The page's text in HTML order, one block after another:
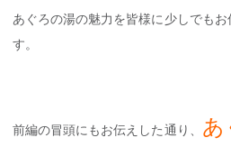
あぐろの湯の魅力を皆様に少しでも
す。
前編の冒頭にもお伝えした通り、 あ